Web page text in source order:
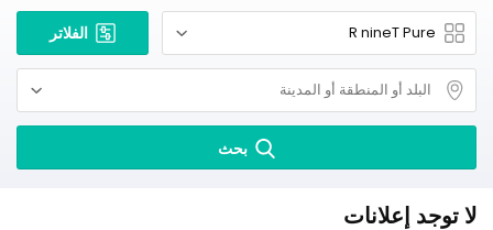
الفلاتر
بحث
لا توجد إعلانات